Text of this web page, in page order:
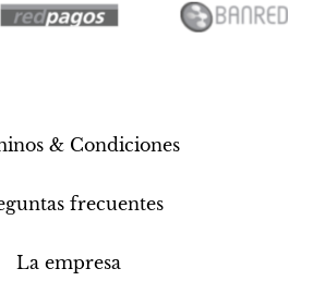
& Condiciones
frecuentes
La empresa